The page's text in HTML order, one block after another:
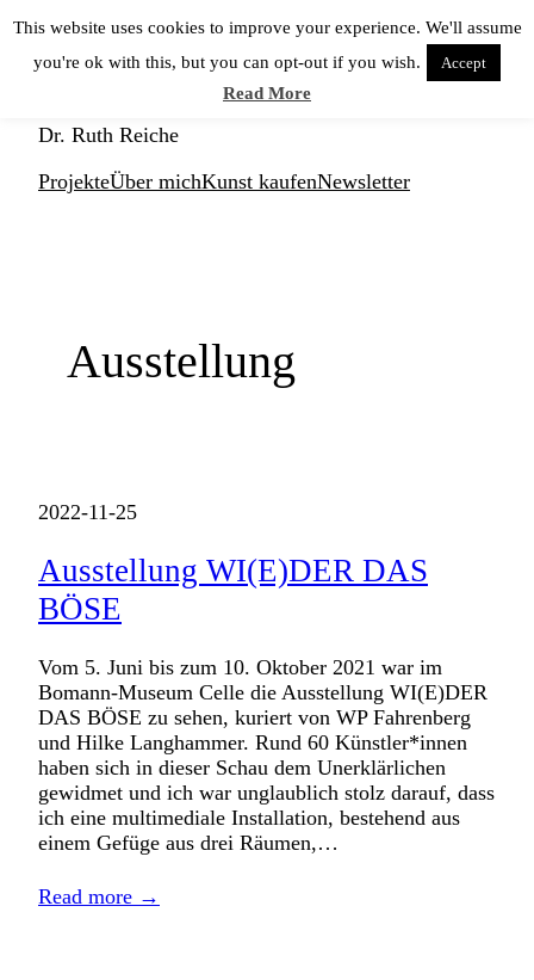
Zum
springen
KUNSTNERD
Dr. Ruth Reiche
ProjekteÜber michKunst kaufenNewsletter
Ausstellung
2022-11-25
Ausstellung WI(E)DER DAS
BÖSE
Vom 5. Juni bis zum 10. Oktober 2021 war im
Bomann-Museum Celle die Ausstellung WI(E)DER
DAS BÖSE zu sehen, kuriert von WP Fahrenberg
und Hilke Langhammer. Rund 60 Künstler*innen
haben sich in dieser Schau dem Unerklärlichen
gewidmet und ich war unglaublich stolz darauf, dass
ich eine multimediale Installation, bestehend aus
einem Gefüge aus drei Räumen,…
Read more →
This website uses cookies to improve your experience. We'll assume
you're ok with this, but you can opt-out if you wish.
Accept
Read More